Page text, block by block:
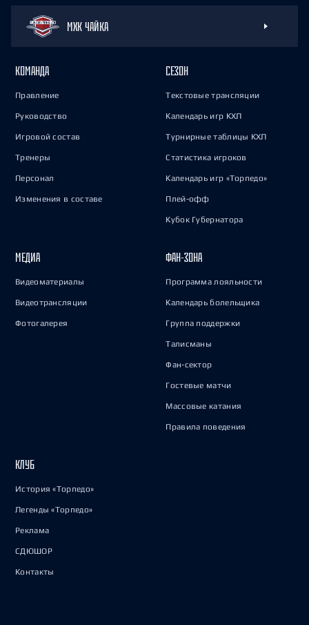
МХК ЧАЙКА
КОМАНДА
Правление
Руководство
Игровой состав
Тренеры
Персонал
Изменения в составе
СЕЗОН
Текстовые трансляции
Календарь игр КХЛ
Турнирные таблицы КХЛ
Статистика игроков
Календарь игр «Торпедо»
Плей-офф
Кубок Губернатора
МЕДИА
Видеоматериалы
Видеотрансляции
Фотогалерея
ФАН-ЗОНА
Программа лояльности
Календарь болельщика
Группа поддержки
Талисманы
Фан-сектор
Гостевые матчи
Массовые катания
Правила поведения
КЛУБ
История «Торпедо»
Легенды «Торпедо»
Реклама
СДЮШОР
Контакты